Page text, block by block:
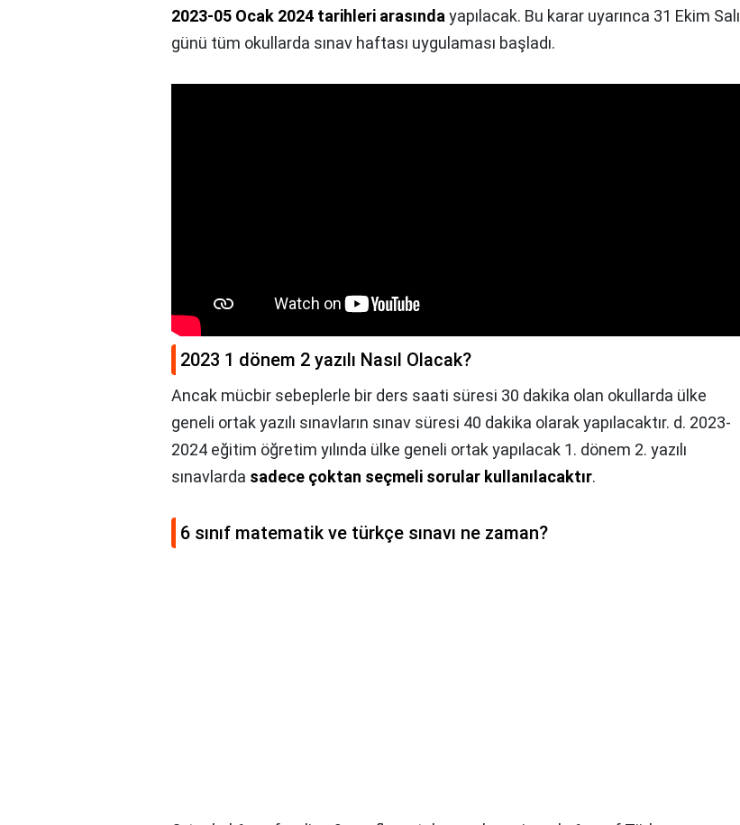
2023-05 Ocak 2024 tarihleri arasındayapılacak. Bu karar uyarınca 31 Ekim Salı
günü tüm okullarda sınav haftası uygulaması başladı.
2023 1 dönem 2 yazılı Nasıl Olacak?
Ancak mücbir sebeplerle bir ders saati süresi 30 dakika olan okullarda ülke
geneli ortak yazılı sınavların sınav süresi 40 dakika olarak yapılacaktır. d. 2023-
2024 eğitim öğretim yılında ülke geneli ortak yapılacak 1. dönem 2. yazılı
sınavlarda sadece çoktan seçmeli sorular kullanılacaktır.
6 sınıf matematik ve türkçe sınavı ne zaman?